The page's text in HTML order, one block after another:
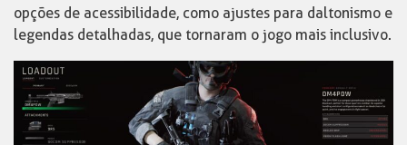
opções de acessibilidade, como ajustes para daltonismo e
legendas detalhadas, que tornaram o jogo mais inclusivo.